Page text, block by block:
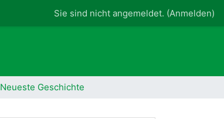
Sie sind nicht angemeldet. (Anmelden)
Neueste Geschichte